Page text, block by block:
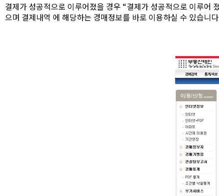
결제가 성공적으로 이루어졌을 경우 “결제가 성공적으로 이루어
으며 결제내역 에 해당하는 경매정보를 바로 이용하실 수 있습니